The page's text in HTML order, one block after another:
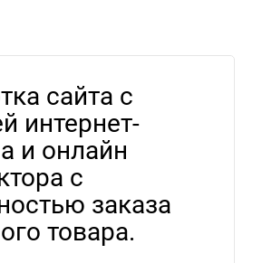
сайта с
интернет-
и онлайн
с
заказа
товара.